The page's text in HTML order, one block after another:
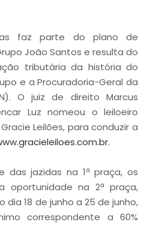
faz parte do plano de
João Santos e resulta do
tributária da história do
e a Procuradoria-Geral da
O juiz de direito Marcus
Luz nomeou o leiloeiro
Leilões, para conduzir a
.
das jazidas na 1ª praça, os
oportunidade na 2ª praça,
18 de junho a 25 de junho,
correspondente a 60%